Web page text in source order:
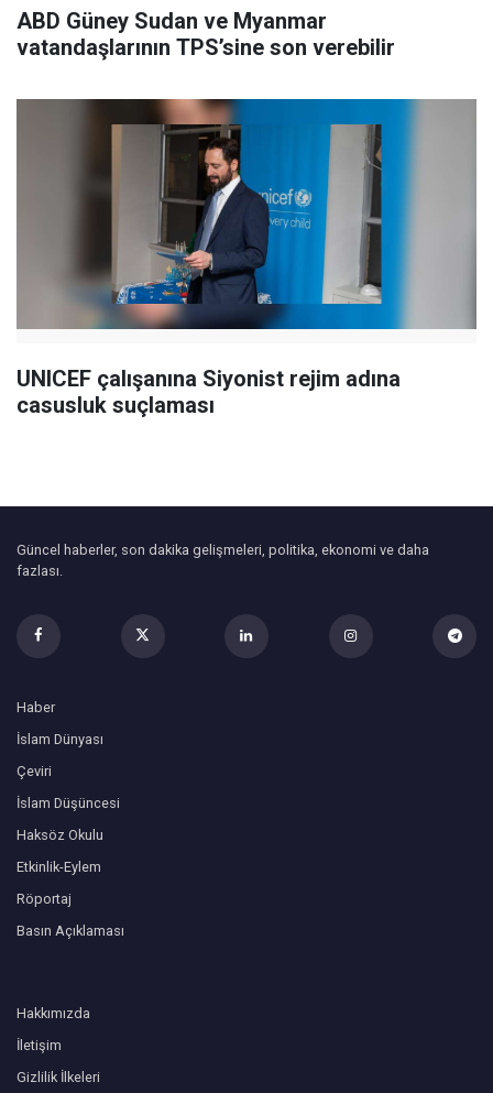
ABD Güney Sudan ve Myanmar
vatandaşlarının TPS’sine son verebilir
UNICEF çalışanına Siyonist rejim adına
casusluk suçlaması
Güncel haberler, son dakika gelişmeleri, politika, ekonomi ve daha
fazlası.
Haber
İslam Dünyası
Çeviri
İslam Düşüncesi
Haksöz Okulu
Etkinlik-Eylem
Röportaj
Basın Açıklaması
Hakkımızda
İletişim
Gizlilik İlkeleri